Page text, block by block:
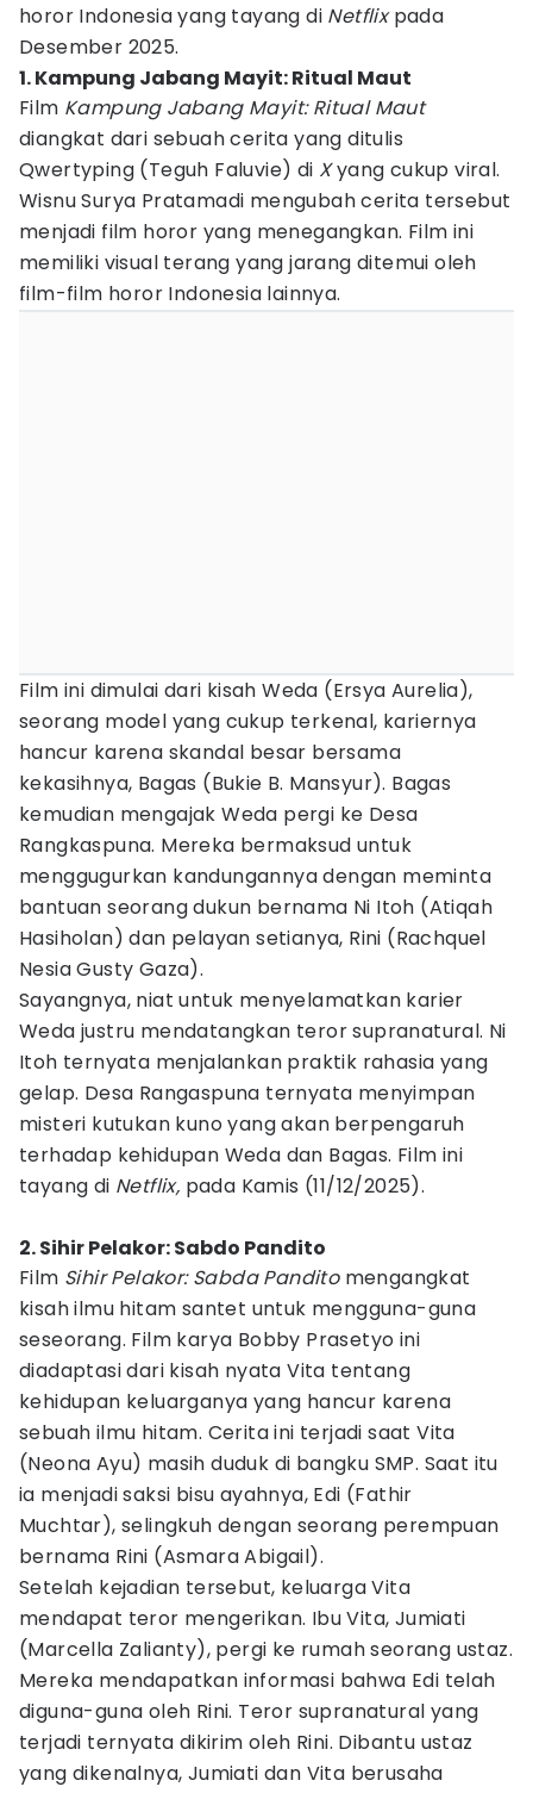
horor Indonesia yang tayang di Netflixpada
Desember 2025.
1. Kampung Jabang Mayit: Ritual Maut
Film Kampung Jabang Mayit: Ritual Maut
diangkat dari sebuah cerita yang ditulis
Qwertyping (Teguh Faluvie) di Xyang cukup viral.
Wisnu Surya Pratamadi mengubah cerita tersebut
menjadi film horor yang menegangkan. Film ini
memiliki visual terang yang jarang ditemui oleh
film-film horor Indonesia lainnya.
Film ini dimulai dari kisah Weda (Ersya Aurelia),
seorang model yang cukup terkenal, kariernya
hancur karena skandal besar bersama
kekasihnya, Bagas (Bukie B. Mansyur). Bagas
kemudian mengajak Weda pergi ke Desa
Rangkaspuna. Mereka bermaksud untuk
menggugurkan kandungannya dengan meminta
bantuan seorang dukun bernama Ni Itoh (Atiqah
Hasiholan) dan pelayan setianya, Rini (Rachquel
Nesia Gusty Gaza).
Sayangnya, niat untuk menyelamatkan karier
Weda justru mendatangkan teror supranatural. Ni
Itoh ternyata menjalankan praktik rahasia yang
gelap. Desa Rangaspuna ternyata menyimpan
misteri kutukan kuno yang akan berpengaruh
terhadap kehidupan Weda dan Bagas. Film ini
tayang di Netflix, pada Kamis (11/12/2025).
2. Sihir Pelakor: Sabdo Pandito
Film Sihir Pelakor: Sabda Panditomengangkat
kisah ilmu hitam santet untuk mengguna-guna
seseorang. Film karya Bobby Prasetyo ini
diadaptasi dari kisah nyata Vita tentang
kehidupan keluarganya yang hancur karena
sebuah ilmu hitam. Cerita ini terjadi saat Vita
(Neona Ayu) masih duduk di bangku SMP. Saat itu
ia menjadi saksi bisu ayahnya, Edi (Fathir
Muchtar), selingkuh dengan seorang perempuan
bernama Rini (Asmara Abigail).
Setelah kejadian tersebut, keluarga Vita
mendapat teror mengerikan. Ibu Vita, Jumiati
(Marcella Zalianty), pergi ke rumah seorang ustaz.
Mereka mendapatkan informasi bahwa Edi telah
diguna-guna oleh Rini. Teror supranatural yang
terjadi ternyata dikirim oleh Rini. Dibantu ustaz
yang dikenalnya, Jumiati dan Vita berusaha